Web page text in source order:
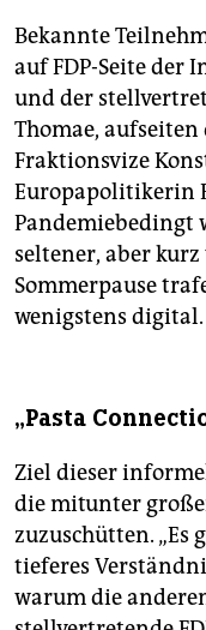
Bekannte
auf FDP-Seite der
und der
Thomae,
Fraktionsvize
Europapolitikerin
Pandemiebedingt
seltener, aber
Sommerpause
wenigstens digital.
„Pasta
Ziel dieser
die mitunter
zuzuschütten. „Es
tieferes
warum die